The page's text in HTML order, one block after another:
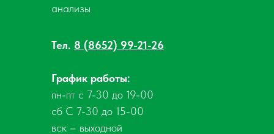
анализы
Тел. 8 (8652) 99-21-26
График работы:
пн-пт с 7-30 до 19-00
сб С 7-30 до 15-00
вск – выходной